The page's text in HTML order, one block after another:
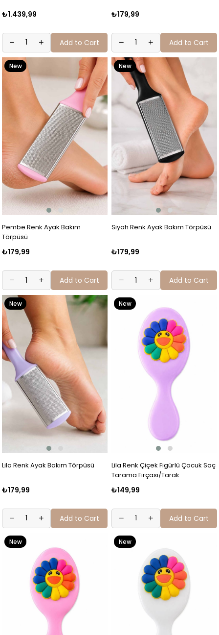
₺1.439,99
Add to Cart
₺179,99
Add to Cart
Pembe Renk Ayak Bakım
Törpüsü
₺179,99
New
Add to Cart
Siyah Renk Ayak Bakım Törpüsü
₺179,99
New
Item
Add to Cart
Lila Renk Ayak Bakım Törpüsü
₺179,99
New
Add to Cart
Lila Renk Çiçek Figürlü Çocuk Saç
Tarama Fırçası/Tarak
₺149,99
New
Add to Cart
New
New